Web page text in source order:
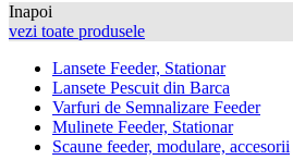
Inapoi
vezi toate produsele
Lansete Feeder, Stationar
Lansete Pescuit din Barca
Varfuri de Semnalizare Feeder
Mulinete Feeder, Stationar
Scaune feeder, modulare, accesorii